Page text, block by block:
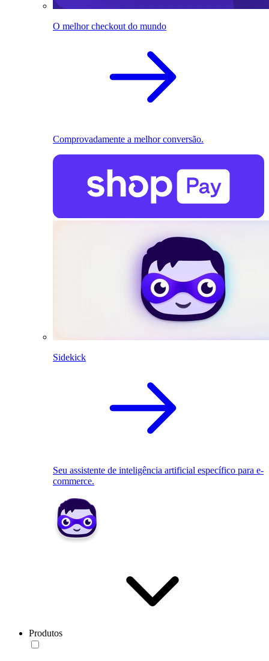
O melhor checkout do mundo
Comprovadamente a melhor conversão.
Sidekick
Seu assistente de inteligência artificial específico para e-
commerce.
Produtos